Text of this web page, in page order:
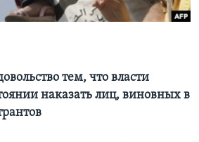
тем, что власти
наказать лиц, виновных в